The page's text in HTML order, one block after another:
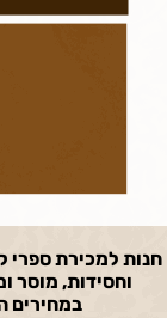
חנות למכירת ספרי
וחסידות, מוסר
במחירים